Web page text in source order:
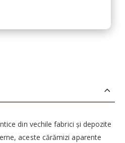
din vechile fabrici și depozite
aceste cărămizi aparente